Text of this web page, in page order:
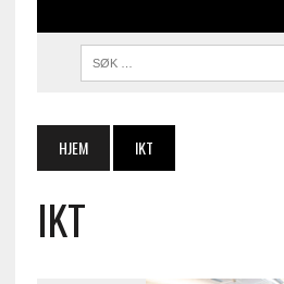
HJEM IKT
IKT